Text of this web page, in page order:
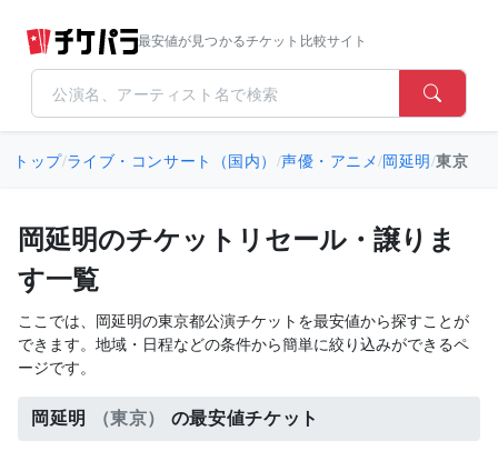
最安値が見つかるチケット比較サイト
トップ/ライブ・コンサート（国内） /声優・アニメ/ 岡延明/東京
岡延明のチケットリセール・譲りま
す一覧
ここでは、岡延明の東京都公演チケットを最安値から探すことが
できます。地域・日程などの条件から簡単に絞り込みができるペ
ージです。
岡延明 （東京） の最安値チケット